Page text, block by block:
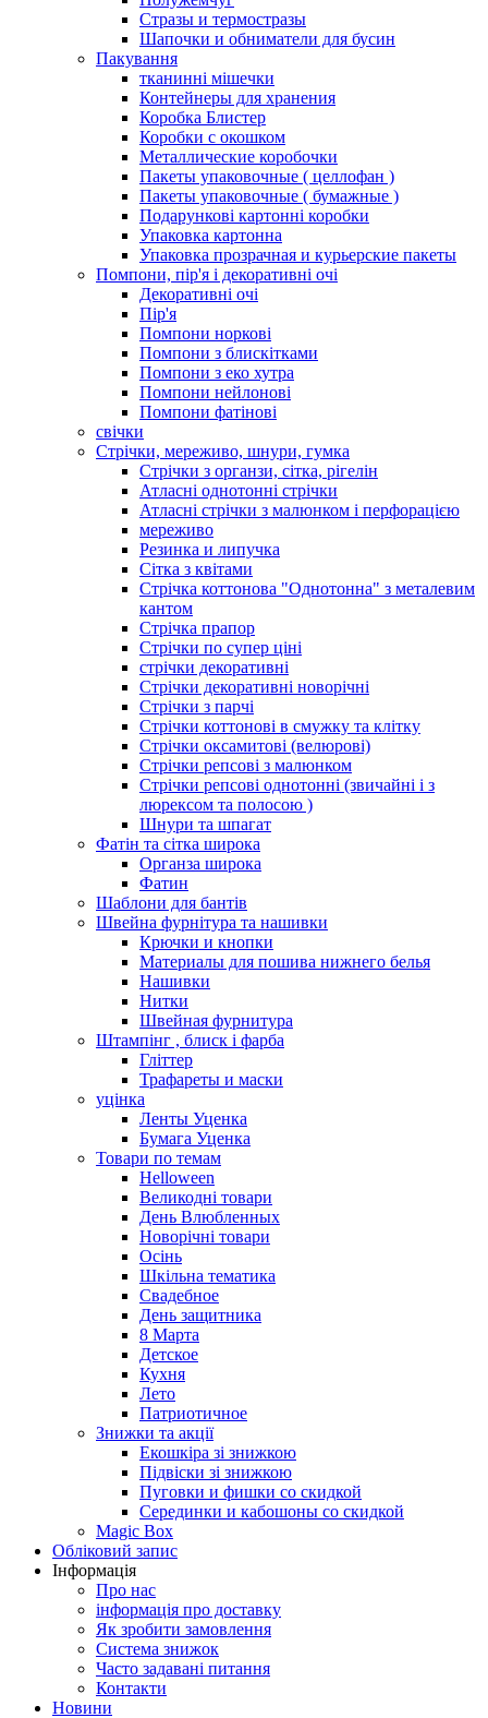
Стразы и термостразы
Шапочки и обниматели для бусин
Пакування
тканинні мішечки
Контейнеры для хранения
Коробка Блистер
Коробки с окошком
Металлические коробочки
Пакеты упаковочные ( целлофан )
Пакеты упаковочные ( бумажные )
Подарункові картонні коробки
Упаковка картонна
Упаковка прозрачная и курьерские пакеты
Помпони, пір'я і декоративні очі
Декоративні очі
Пір'я
Помпони норкові
Помпони з блискітками
Помпони з еко хутра
Помпони нейлонові
Помпони фатінові
свічки
Стрічки, мереживо, шнури, гумка
Стрічки з органзи, сітка, рігелін
Атласні однотонні стрічки
Атласні стрічки з малюнком і перфорацією
мереживо
Резинка и липучка
Сітка з квітами
Стрічка коттонова "Однотонна" з металевим
кантом
Стрічка прапор
Стрічки по супер ціні
стрічки декоративні
Стрічки декоративні новорічні
Стрічки з парчі
Стрічки коттонові в смужку та клітку
Стрічки оксамитові (велюрові)
Стрічки репсові з малюнком
Стрічки репсові однотонні (звичайні і з
люрексом та полосою )
Шнури та шпагат
Фатін та сітка широка
Органза широка
Фатин
Шаблони для бантів
Швейна фурнітура та нашивки
Крючки и кнопки
Материалы для пошива нижнего белья
Нашивки
Нитки
Швейная фурнитура
Штампінг , блиск і фарба
Гліттер
Трафареты и маски
уцінка
Ленты Уценка
Бумага Уценка
Товари по темам
Helloween
Великодні товари
День Влюбленных
Новорічні товари
Осінь
Шкільна тематика
Свадебное
День защитника
8 Марта
Детское
Кухня
Лето
Патриотичное
Знижки та акції
Екошкіра зі знижкою
Підвіски зі знижкою
Пуговки и фишки со скидкой
Серединки и кабошоны со скидкой
Magic Box
Обліковий запис
Інформація
Про нас
інформація про доставку
Як зробити замовлення
Система знижок
Часто задавані питання
Контакти
Новини